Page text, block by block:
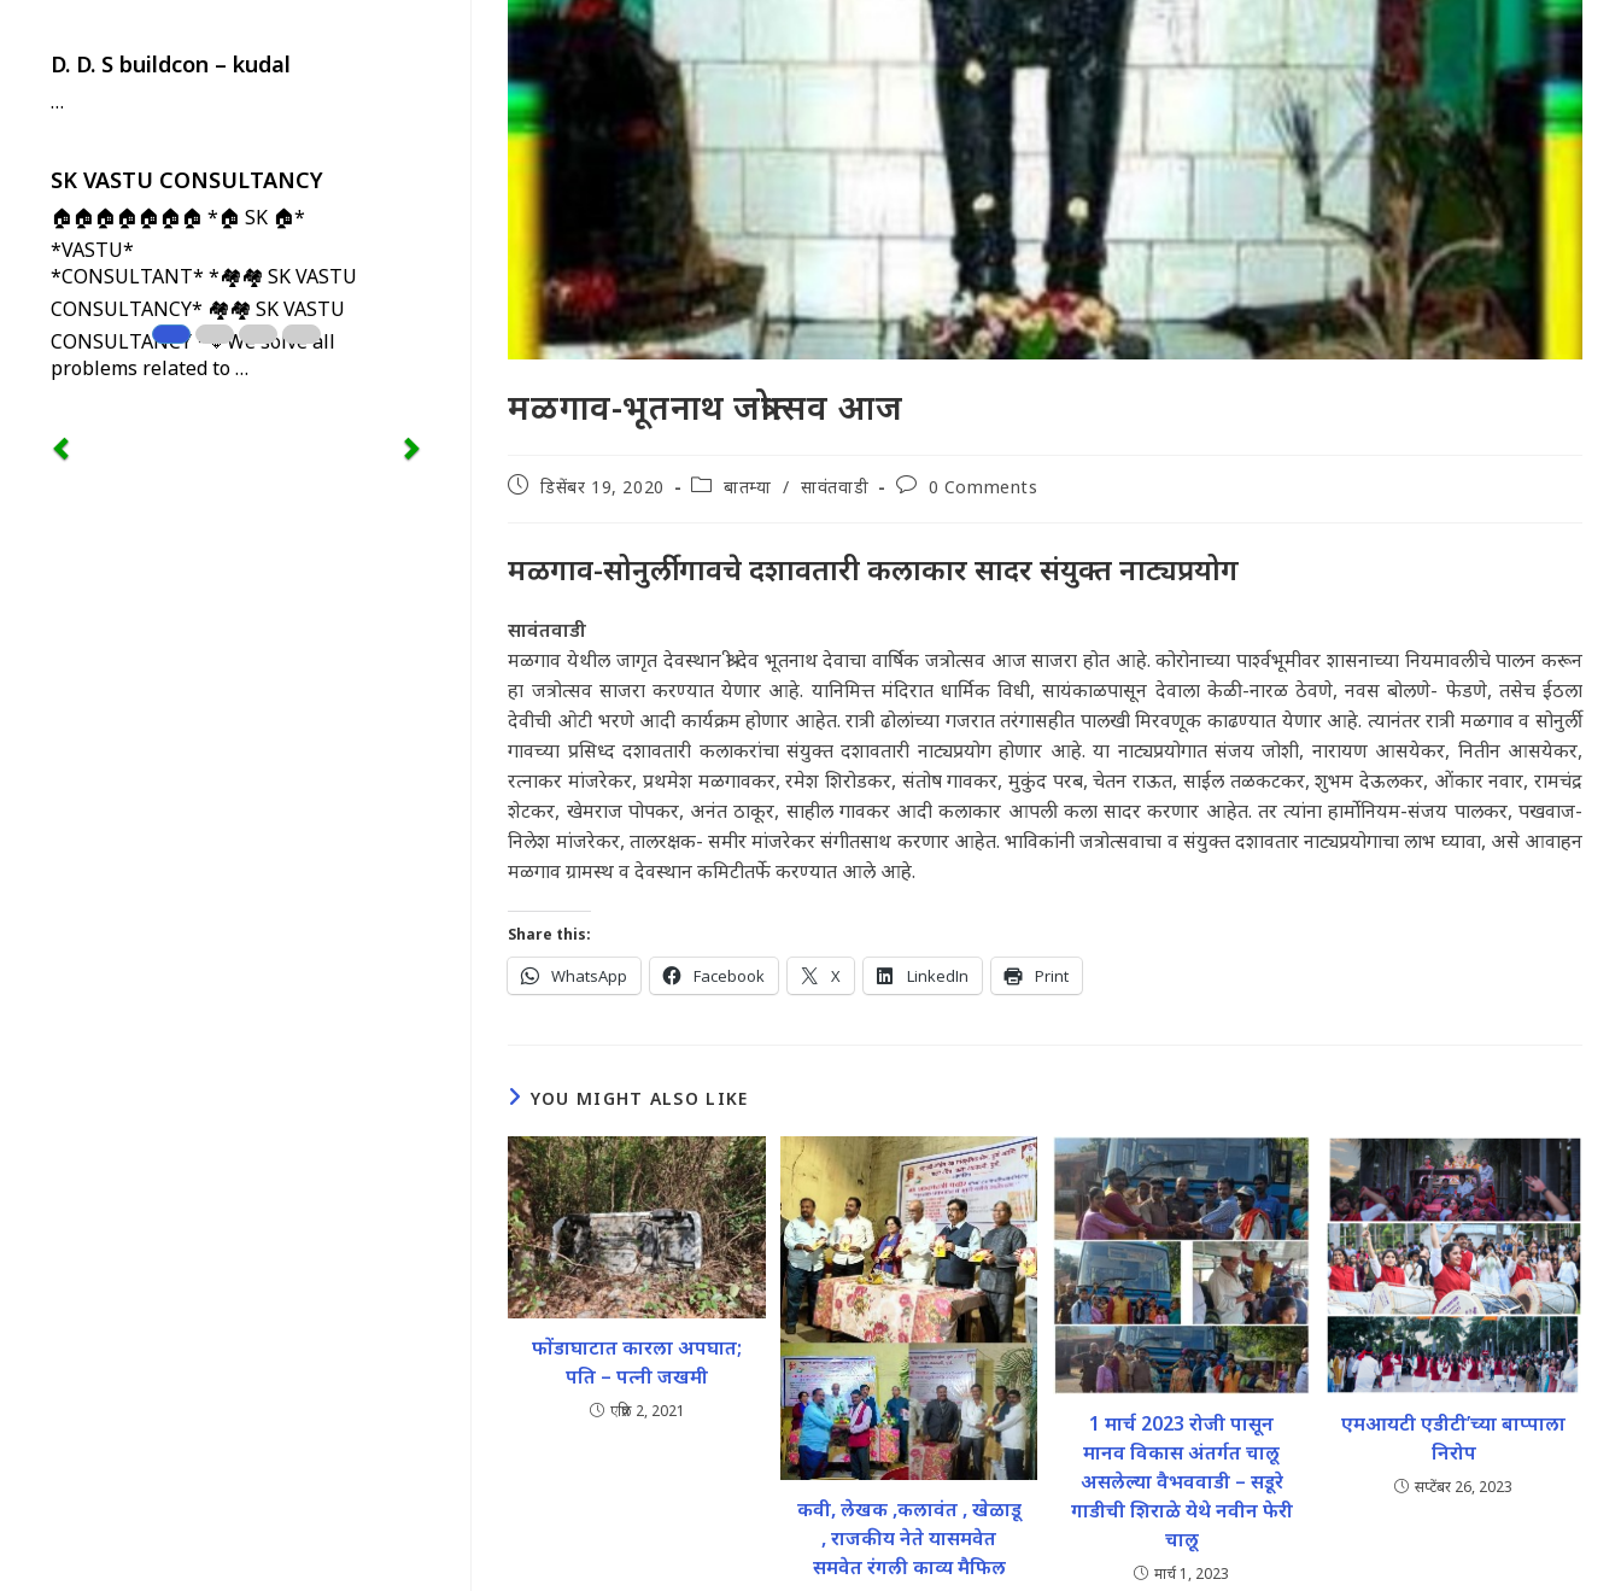
मळगाव-भूतनाथ जत्रोत्सव आज
Postडिसेंबर 19, 2020
Postबातम्या / सावंतवाडी
Post0 Comments
मळगाव-सोनुर्ली गावचे दशावतारी कलाकार सादर संयुक्त नाट्यप्रयोग
सावंतवाडी
मळगाव येथील जागृत देवस्थान श्री देव भूतनाथ देवाचा वार्षिक जत्रोत्सव आज साजरा होत आहे. कोरोनाच्या पार्श्वभूमीवर शासनाच्या नियमावलीचे पालन करून
हा जत्रोत्सव साजरा करण्यात येणार आहे. यानिमित्त मंदिरात धार्मिक विधी, सायंकाळपासून देवाला केळी-नारळ ठेवणे, नवस बोलणे- फेडणे, तसेच ईठला
देवीची ओटी भरणे आदी कार्यक्रम होणार आहेत. रात्री ढोलांच्या गजरात तरंगासहीत पालखी मिरवणूक काढण्यात येणार आहे. त्यानंतर रात्री मळगाव व सोनुर्ली
गावच्या प्रसिध्द दशावतारी कलाकरांचा संयुक्त दशावतारी नाट्यप्रयोग होणार आहे. या नाट्यप्रयोगात संजय जोशी, नारायण आसयेकर, नितीन आसयेकर,
रत्नाकर मांजरेकर, प्रथमेश मळगावकर, रमेश शिरोडकर, संतोष गावकर, मुकुंद परब, चेतन राऊत, साईल तळकटकर, शुभम देऊलकर, ओंकार नवार, रामचंद्र
शेटकर, खेमराज पोपकर, अनंत ठाकूर, साहील गावकर आदी कलाकार आपली कला सादर करणार आहेत. तर त्यांना हार्मोनियम-संजय पालकर, पखवाज-
निलेश मांजरेकर, तालरक्षक- समीर मांजरेकर संगीतसाथ करणार आहेत. भाविकांनी जत्रोत्सवाचा व संयुक्त दशावतार नाट्यप्रयोगाचा लाभ घ्यावा, असे आवाहन
मळगाव ग्रामस्थ व देवस्थान कमिटीतर्फे करण्यात आले आहे.
Share this:
WhatsApp Facebook X LinkedIn Print
YOU MIGHT ALSO LIKE
फोंडाघाटात कारला अपघात;
पति – पत्नी जखमी
एप्रिल 2, 2021
कवी, लेखक ,कलावंत , खेळाडू
, राजकीय नेते यासमवेत
समवेत रंगली काव्य मैफिल
1 मार्च 2023 रोजी पासून
मानव विकास अंतर्गत चालू
असलेल्या वैभववाडी – सडूरे
गाडीची शिराळे येथे नवीन फेरी
चालू
मार्च 1, 2023
एमआयटी एडीटी’च्या बाप्पाला
निरोप
सप्टेंबर 26, 2023
D. D. S buildcon – kudal
…
SK VASTU CONSULTANCY
🏠🏠🏠🏠🏠🏠🏠 *🏠 SK 🏠*
*VASTU*
*CONSULTANT* *🏘️🏘️ SK VASTU
CONSULTANCY* 🏘️🏘️ SK VASTU
CONSULTANCY*🔸We solve all
problems related to …